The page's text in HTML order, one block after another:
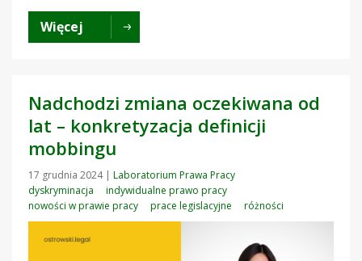
Więcej
Nadchodzi zmiana oczekiwana od
lat – konkretyzacja definicji
mobbingu
17 grudnia 2024 | Laboratorium Prawa Pracy
dyskryminacja
indywidualne prawo pracy
nowości w prawie pracy
prace legislacyjne różności